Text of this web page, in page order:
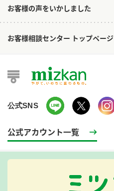
お客様の声をいかしました
お客様相談センター トップページ
公式SNS
公式アカウント一覧